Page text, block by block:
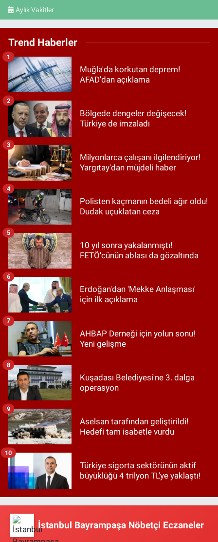
Aylık Vakitler
Trend Haberler
Muğla'da korkutan deprem!
AFAD'dan açıklama
1
Bölgede dengeler değişecek!
Türkiye de imzaladı
2
Milyonlarca çalışanı ilgilendiriyor!
Yargıtay'dan müjdeli haber
3
Polisten kaçmanın bedeli ağır oldu!
Dudak uçuklatan ceza
4
10 yıl sonra yakalanmıştı!
FETÖ'cünün ablası da gözaltında
5
Erdoğan'dan 'Mekke Anlaşması'
için ilk açıklama
6
AHBAP Derneği için yolun sonu!
Yeni gelişme
7
Kuşadası Belediyesi'ne 3. dalga
operasyon
8
Aselsan tarafından geliştirildi!
Hedefi tam isabetle vurdu
9
Türkiye sigorta sektörünün aktif
büyüklüğü 4 trilyon TL'ye yaklaştı!
10
İstanbul Bayrampaşa Nöbetçi Eczaneler